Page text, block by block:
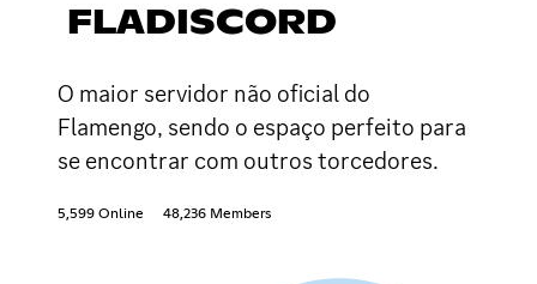
FLADISCORD
O maior servidor não oficial do
Flamengo, sendo o espaço perfeito para
se encontrar com outros torcedores.
5,599 Online 48,236 Members